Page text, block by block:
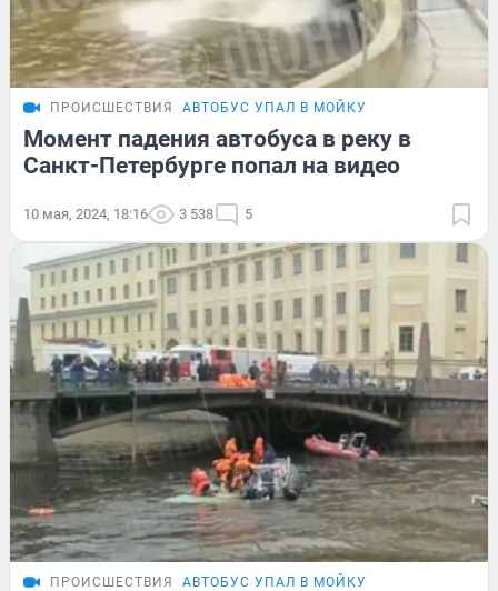
ПРОИСШЕСТВИЯ АВТОБУС УПАЛ В МОЙКУ
Момент падения автобуса в реку в
Санкт-Петербурге попал на видео
10 мая, 2024, 18:16 3 538 5
ПРОИСШЕСТВИЯ АВТОБУС УПАЛ В МОЙКУ